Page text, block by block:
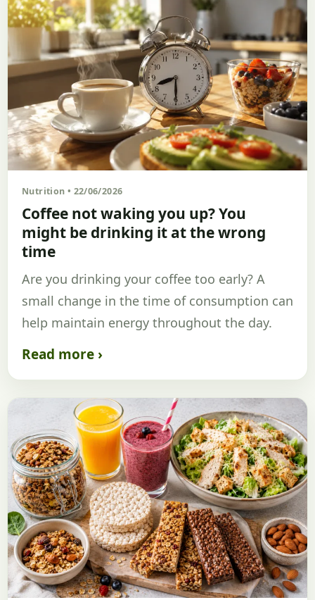
Nutrition • 22/06/2026
Coffee not waking you up? You
might be drinking it at the wrong
time
Are you drinking your coffee too early? A
small change in the time of consumption can
help maintain energy throughout the day.
Read more ›